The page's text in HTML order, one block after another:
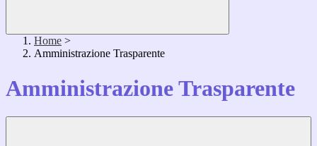
Home >
Amministrazione Trasparente
Amministrazione Trasparente